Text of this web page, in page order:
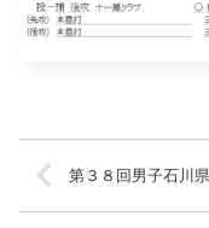
第３８回男子石川